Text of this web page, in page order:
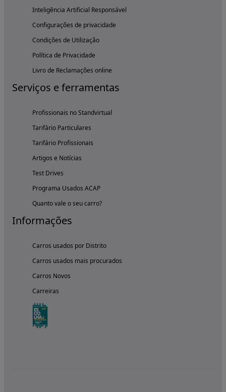
Inteligência Artificial Responsável
Configurações de privacidade
Condições de Utilização
Política de Privacidade
Livro de Reclamações online
Serviços e ferramentas
Profissionais no Standvirtual
Tarifário Particulares
Tarifário Profissionais
Artigos e Notícias
Test Drives
Programa Usados ACAP
Quanto vale o seu carro?
Informações
Carros usados por Distrito
Carros usados mais procurados
Carros Novos
Carreiras